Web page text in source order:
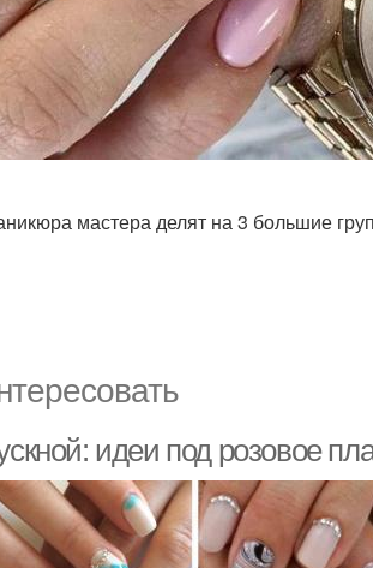
мастера делят на 3 большие
идеи под розовое